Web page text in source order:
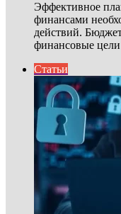
Эффективное
финансами
действий.
финансовые
Статьи